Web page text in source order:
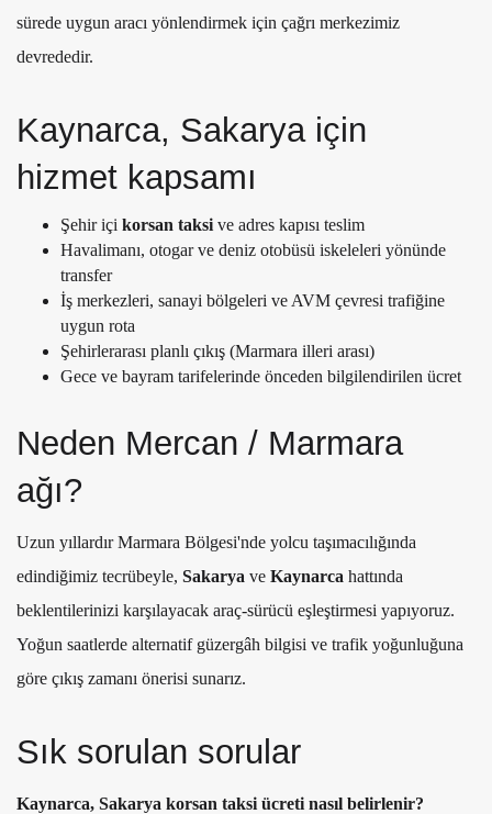
sürede uygun aracı yönlendirmek için çağrı merkezimiz
devrededir.
Kaynarca, Sakarya için
hizmet kapsamı
Şehir içi korsan taksi ve adres kapısı teslim
Havalimanı, otogar ve deniz otobüsü iskeleleri yönünde
transfer
İş merkezleri, sanayi bölgeleri ve AVM çevresi trafiğine
uygun rota
Şehirlerarası planlı çıkış (Marmara illeri arası)
Gece ve bayram tarifelerinde önceden bilgilendirilen ücret
Neden Mercan / Marmara
ağı?
Uzun yıllardır Marmara Bölgesi'nde yolcu taşımacılığında
edindiğimiz tecrübeyle, Sakarya ve Kaynarca hattında
beklentilerinizi karşılayacak araç-sürücü eşleştirmesi yapıyoruz.
Yoğun saatlerde alternatif güzergâh bilgisi ve trafik yoğunluğuna
göre çıkış zamanı önerisi sunarız.
Sık sorulan sorular
Kaynarca, Sakarya korsan taksi ücreti nasıl belirlenir?